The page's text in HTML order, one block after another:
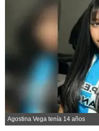
Economía y campo
Sociedad y tiempo
El tiempo
Agostina Vega tenía 14 años